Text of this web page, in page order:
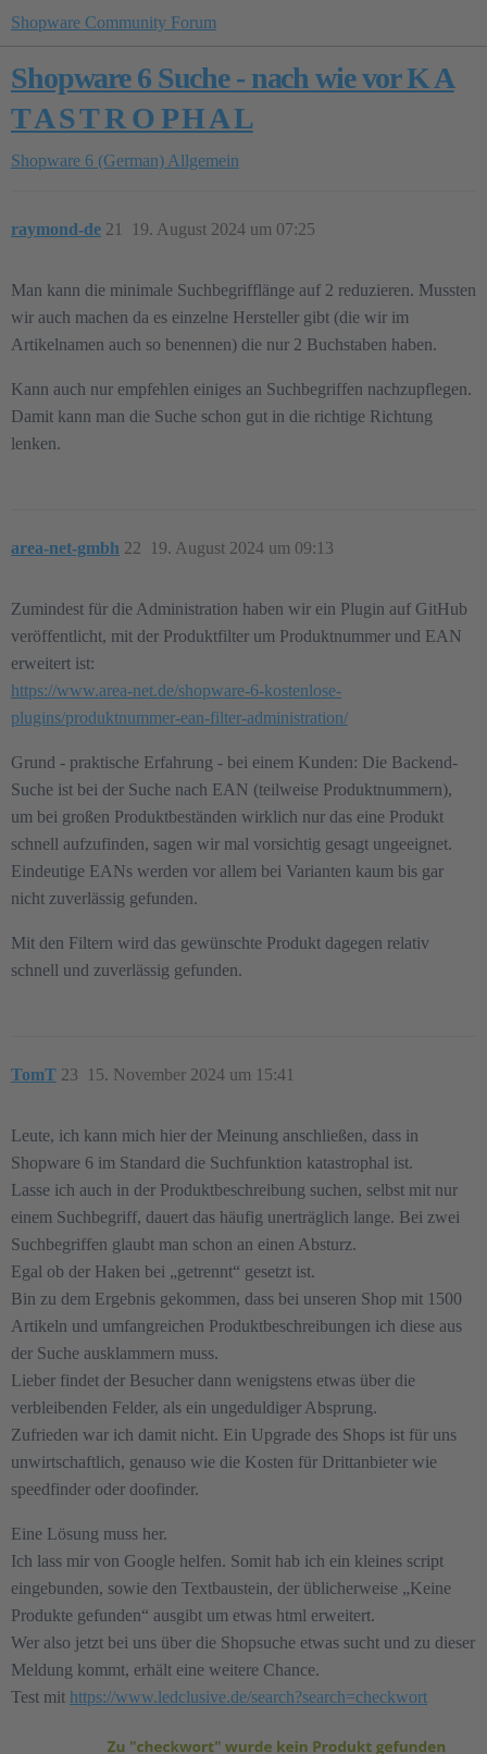
Shopware Community Forum
Shopware 6 Suche - nach wie vor K A
T A S T R O P H A L
Shopware 6 (German) Allgemein
raymond-de 19. August 2024 um 07:25
21
Man kann die minimale Suchbegrifflänge auf 2 reduzieren. Mussten
wir auch machen da es einzelne Hersteller gibt (die wir im
Artikelnamen auch so benennen) die nur 2 Buchstaben haben.
Kann auch nur empfehlen einiges an Suchbegriffen nachzupflegen.
Damit kann man die Suche schon gut in die richtige Richtung
lenken.
area-net-gmbh 19. August 2024 um 09:13
22
Zumindest für die Administration haben wir ein Plugin auf GitHub
veröffentlicht, mit der Produktfilter um Produktnummer und EAN
erweitert ist:
https://www.area-net.de/shopware-6-kostenlose-
plugins/produktnummer-ean-filter-administration/
Grund - praktische Erfahrung - bei einem Kunden: Die Backend-
Suche ist bei der Suche nach EAN (teilweise Produktnummern),
um bei großen Produktbeständen wirklich nur das eine Produkt
schnell aufzufinden, sagen wir mal vorsichtig gesagt ungeeignet.
Eindeutige EANs werden vor allem bei Varianten kaum bis gar
nicht zuverlässig gefunden.
Mit den Filtern wird das gewünschte Produkt dagegen relativ
schnell und zuverlässig gefunden.
TomT 15. November 2024 um 15:41
23
Leute, ich kann mich hier der Meinung anschließen, dass in
Shopware 6 im Standard die Suchfunktion katastrophal ist.
Lasse ich auch in der Produktbeschreibung suchen, selbst mit nur
einem Suchbegriff, dauert das häufig unerträglich lange. Bei zwei
Suchbegriffen glaubt man schon an einen Absturz.
Egal ob der Haken bei „getrennt“ gesetzt ist.
Bin zu dem Ergebnis gekommen, dass bei unseren Shop mit 1500
Artikeln und umfangreichen Produktbeschreibungen ich diese aus
der Suche ausklammern muss.
Lieber findet der Besucher dann wenigstens etwas über die
verbleibenden Felder, als ein ungeduldiger Absprung.
Zufrieden war ich damit nicht. Ein Upgrade des Shops ist für uns
unwirtschaftlich, genauso wie die Kosten für Drittanbieter wie
speedfinder oder doofinder.
Eine Lösung muss her.
Ich lass mir von Google helfen. Somit hab ich ein kleines script
eingebunden, sowie den Textbaustein, der üblicherweise „Keine
Produkte gefunden“ ausgibt um etwas html erweitert.
Wer also jetzt bei uns über die Shopsuche etwas sucht und zu dieser
Meldung kommt, erhält eine weitere Chance.
Test mit https://www.ledclusive.de/search?search=checkwort